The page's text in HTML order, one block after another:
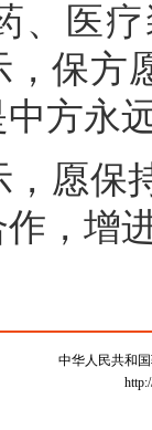
、医
保方
方永
保持
，增
中华人民共和